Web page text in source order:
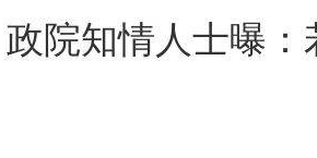
院知情人士曝：